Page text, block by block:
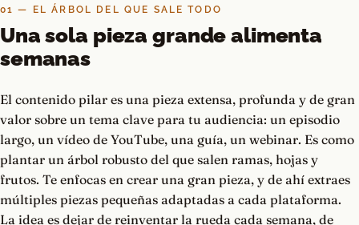
01 — EL ÁRBOL DEL QUE SALE TODO
Una sola pieza grande alimenta
semanas
El contenido pilar es una pieza extensa, profunda y de gran
valor sobre un tema clave para tu audiencia: un episodio
largo, un vídeo de YouTube, una guía, un webinar. Es como
plantar un árbol robusto del que salen ramas, hojas y
frutos. Te enfocas en crear una gran pieza, y de ahí extraes
múltiples piezas pequeñas adaptadas a cada plataforma.
La idea es dejar de reinventar la rueda cada semana, de